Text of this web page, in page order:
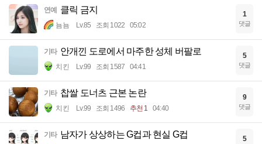
연예 클릭 금지
뇸뇸 Lv.85 조회 1022 05:02
1
댓글
기타 안개낀 도로에서 마주한 성체 버팔로
치킨 Lv.99 조회 1587 04:41
5
댓글
기타 찹쌀 도너츠 근본 논란
치킨 Lv.99 조회 1496 추천 1 04:40
9
댓글
기타 남자가 상상하는 G컵과 현실 G컵 5